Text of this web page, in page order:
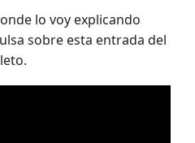
lo voy explicando
sobre esta entrada del